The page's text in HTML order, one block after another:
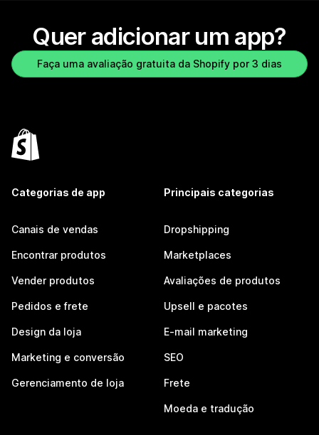
Quer adicionar um app?
Faça uma avaliação gratuita da Shopify por 3 dias
Categorias de app
Canais de vendas
Encontrar produtos
Vender produtos
Pedidos e frete
Design da loja
Marketing e conversão
Gerenciamento de loja
Principais categorias
Dropshipping
Marketplaces
Avaliações de produtos
Upsell e pacotes
E-mail marketing
SEO
Frete
Moeda e tradução